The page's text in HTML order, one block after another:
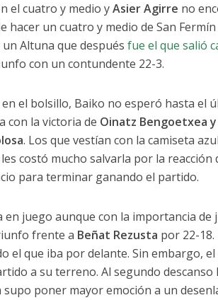
el cuatro y medio yAsier Agirre no
hacer un cuatro y medio de San
Altuna que despuésfue el que salió
con un contundente 22-3.
el bolsillo, Baiko no esperó hasta el
con la victoria de Oinatz Bengoetxea
. Los que vestían con la camiseta
costó mucho salvarla por la
para terminar ganando el partido.
en juego aunque con la importancia
frente a Beñat Rezusta por 22-
el que iba por delante. Sin embargo,
a su terreno. Al segundo
poner mayor emoción a un